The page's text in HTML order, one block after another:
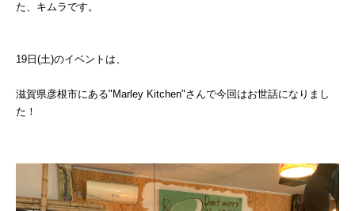
た、キムラです。
19日(土)のイベントは、
滋賀県彦根市にある" Marley Kitchen"さんで今回はお世話になりまし
た！